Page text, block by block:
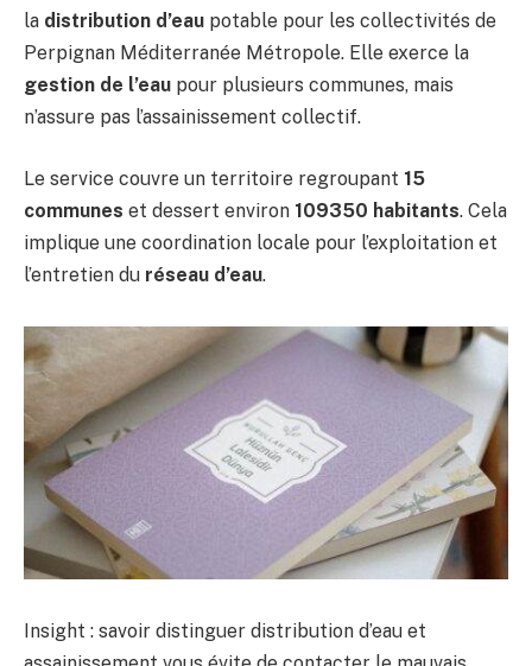
la distribution d’eau potable pour les collectivités de
Perpignan Méditerranée Métropole. Elle exerce la
gestion de l’eau pour plusieurs communes, mais
n’assure pas l’assainissement collectif.
Le service couvre un territoire regroupant 15
communes et dessert environ 109350 habitants. Cela
implique une coordination locale pour l’exploitation et
l’entretien du réseau d’eau.
Insight : savoir distinguer distribution d’eau et